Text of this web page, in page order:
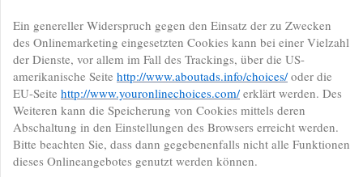
Ein genereller Widerspruch gegen den Einsatz der zu Zwecken
des Onlinemarketing eingesetzten Cookies kann bei einer Vielzahl
der Dienste, vor allem im Fall des Trackings, über die US-
amerikanische Seite http://www.aboutads.info/choices/oder die
EU-Seite http://www.youronlinechoices.com/erklärt werden. Des
Weiteren kann die Speicherung von Cookies mittels deren
Abschaltung in den Einstellungen des Browsers erreicht werden.
Bitte beachten Sie, dass dann gegebenenfalls nicht alle Funktionen
dieses Onlineangebotes genutzt werden können.